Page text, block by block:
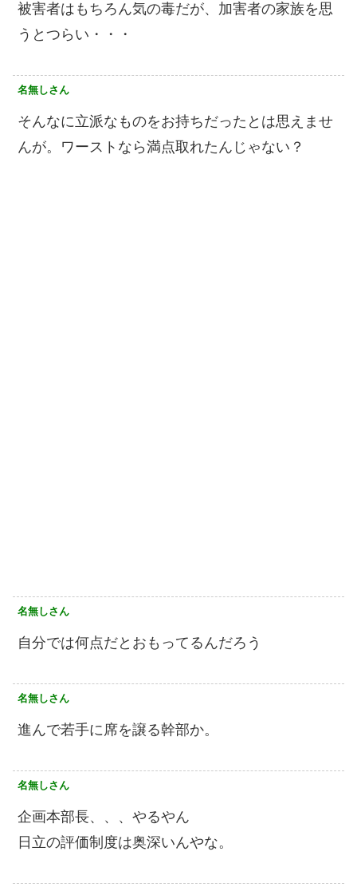
被害者はもちろん気の毒だが、加害者の家族を思
うとつらい・・・
名無しさん
そんなに立派なものをお持ちだったとは思えませ
んが。ワーストなら満点取れたんじゃない？
名無しさん
自分では何点だとおもってるんだろう
名無しさん
進んで若手に席を譲る幹部か。
名無しさん
企画本部長、、、やるやん
日立の評価制度は奥深いんやな。